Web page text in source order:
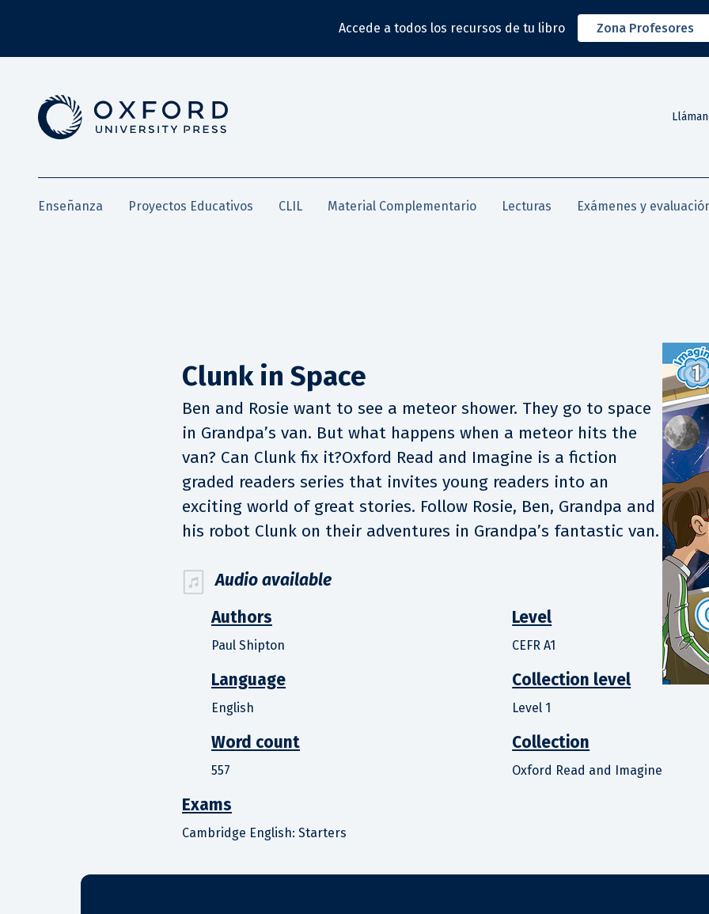
Accede a todos los recursos de tu libro Zona Profesores
Enseñanza Proyectos Educativos CLIL Material Complementario Lecturas Exámenes y
Clunk in Space
Ben and Rosie want to see a meteor shower. They go to space
in Grandpa’s van. But what happens when a meteor hits the
van? Can Clunk fix it?Oxford Read and Imagine is a fiction
graded readers series that invites young readers into an
exciting world of great stories. Follow Rosie, Ben, Grandpa and
his robot Clunk on their adventures in Grandpa’s fantastic van.
Audio available
Authors
Paul Shipton
Language
English
Word count
557
Level
CEFR A1
Collection level
Level 1
Collection
Oxford Read and Imagine
Exams
Cambridge English: Starters